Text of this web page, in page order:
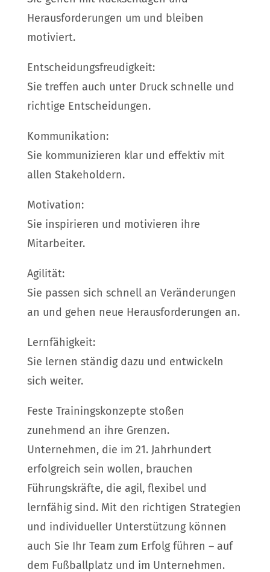
Herausforderungen um und bleiben
motiviert.
Entscheidungsfreudigkeit:
Sie treffen auch unter Druck schnelle und
richtige Entscheidungen.
Kommunikation:
Sie kommunizieren klar und effektiv mit
allen Stakeholdern.
Motivation:
Sie inspirieren und motivieren ihre
Mitarbeiter.
Agilität:
Sie passen sich schnell an Veränderungen
an und gehen neue Herausforderungen an.
Lernfähigkeit:
Sie lernen ständig dazu und entwickeln
sich weiter.
Feste Trainingskonzepte stoßen
zunehmend an ihre Grenzen.
Unternehmen, die im 21. Jahrhundert
erfolgreich sein wollen, brauchen
Führungskräfte, die agil, flexibel und
lernfähig sind. Mit den richtigen Strategien
und individueller Unterstützung können
auch Sie Ihr Team zum Erfolg führen – auf
dem Fußballplatz und im Unternehmen.